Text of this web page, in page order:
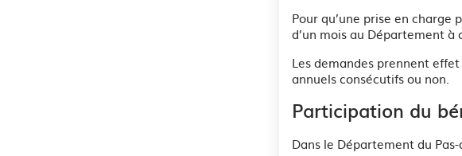
Pour qu’une prise en
d’un mois au Département
Les demandes prennent
annuels consécutifs ou non.
Participation du
Dans le Département du